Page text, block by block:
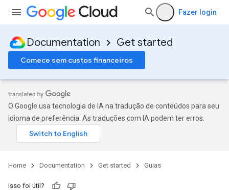
Fazer login
Documentation Get started
Comece sem custos financeiros
O Google usa tecnologia de IA na tradução de conteúdos para seu
idioma de preferência. As traduções com IA podem ter erros.
Home Documentation Get started Guias
Isso foi útil?